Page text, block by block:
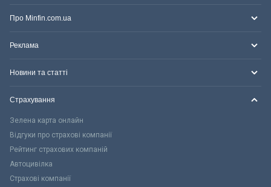
Про Minfin.com.ua
Реклама
Новини та статті
Страхування
Зелена карта онлайн
Відгуки про страхові компанії
Рейтинг страхових компаній
Автоцивілка
Страхові компанії